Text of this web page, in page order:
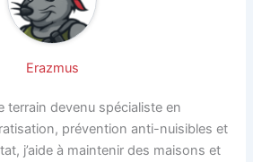
Erazmus
terrain devenu spécialiste en
prévention anti-nuisibles et
j’aide à maintenir des maisons et